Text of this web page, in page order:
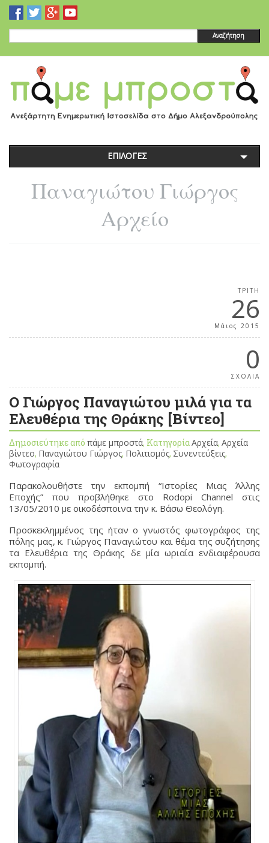
Αναζήτηση
ΕΠΙΛΟΓΕΣ
Παναγιώτου Γιώργος
Αρχείο
ΤΡΊΤΗ
26
Μάιος 2015
0
ΣΧΟΛΙΑ
Ο Γιώργος Παναγιώτου μιλά για τα
Ελευθέρια της Θράκης [Βίντεο]
Δημοσιεύτηκε από πάμε μπροστά, ΚατηγορίαΑρχεία, Αρχεία
βίντεο, Παναγιώτου Γιώργος, Πολιτισμός, Συνεντεύξεις,
Φωτογραφία
Παρακολουθήστε την εκπομπή “Ιστορίες Μιας Άλλης
Εποχής” που προβλήθηκε στο Rodopi Channel στις
13/05/2010 με οικοδέσποινα την κ. Βάσω Θεολόγη.
Προσκεκλημμένος της ήταν ο γνωστός φωτογράφος της
πόλης μας, κ. Γιώργος Παναγιώτου και θέμα της συζήτησης
τα Ελευθέρια της Θράκης δε μία ωριαία ενδιαφέρουσα
εκπομπή.